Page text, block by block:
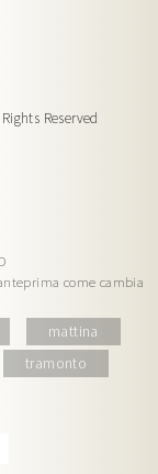
Reserved
come cambia
mattina
tramonto